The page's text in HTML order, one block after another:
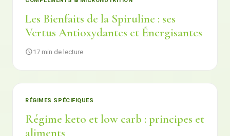
Les Bienfaits de la Spiruline : ses
Vertus Antioxydantes et Énergisantes
17 min de lecture
RÉGIMES SPÉCIFIQUES
Régime keto et low carb : principes et
aliments